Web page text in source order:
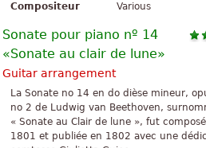
Compositeur
Various
Sonate pour piano nº 14
«Sonate au clair de lune»
Guitar arrangement
La Sonate no 14 en do dièse mineur,
no 2 de Ludwig van Beethoven,
« Sonate au Clair de lune », fut
1801 et publiée en 1802 avec une